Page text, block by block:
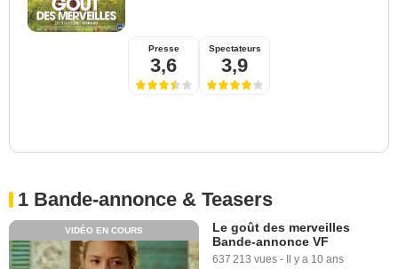
Presse
3,6
Spectateurs
3,9
1 Bande-annonce & Teasers
VIDÉO EN COURS
Le goût des merveilles
Bande-annonce VF
637 213 vues - Il y a 10 ans